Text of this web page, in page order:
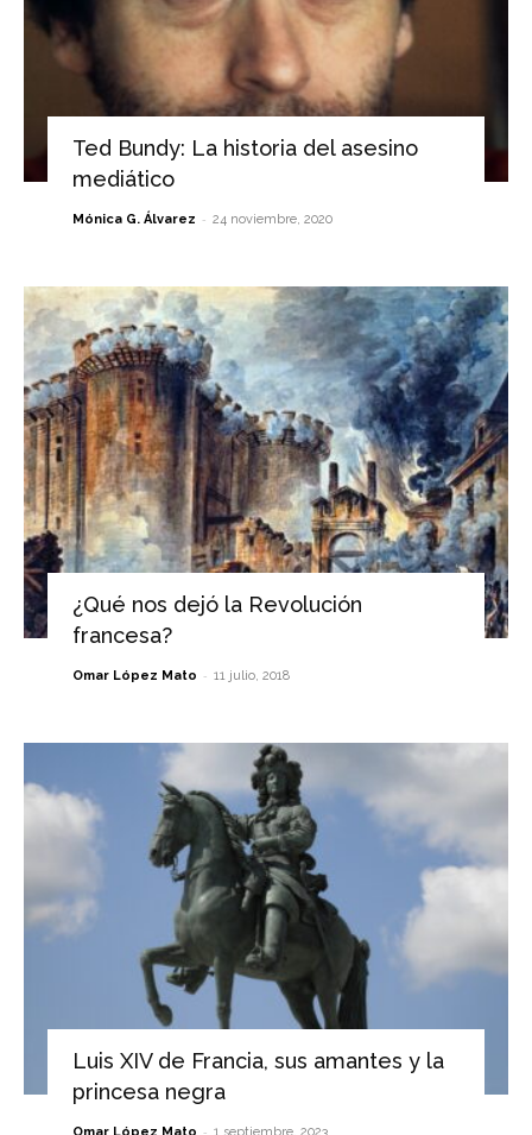
Ted Bundy: La historia del asesino
mediático
Mónica G. Álvarez - 24 noviembre, 2020
¿Qué nos dejó la Revolución
francesa?
Omar López Mato - 11 julio, 2018
Luis XIV de Francia, sus amantes y la
princesa negra
-